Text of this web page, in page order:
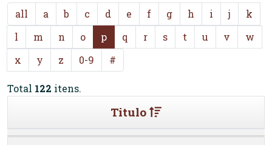
all a b c d e f g h i j
k
l
m n o p q r s t u v
w
x
y z 0-9 #
Total 122 itens.
Titulo